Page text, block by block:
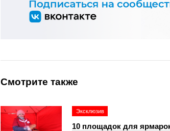
Смотрите также
Эксклюзив
10 площадок для